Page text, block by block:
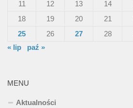
11 12 13 14
18
19 20 21
25
26 27 28
« lip
paź »
MENU
Aktualności